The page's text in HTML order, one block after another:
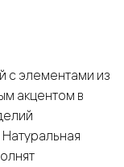
с элементами из
акцентом в